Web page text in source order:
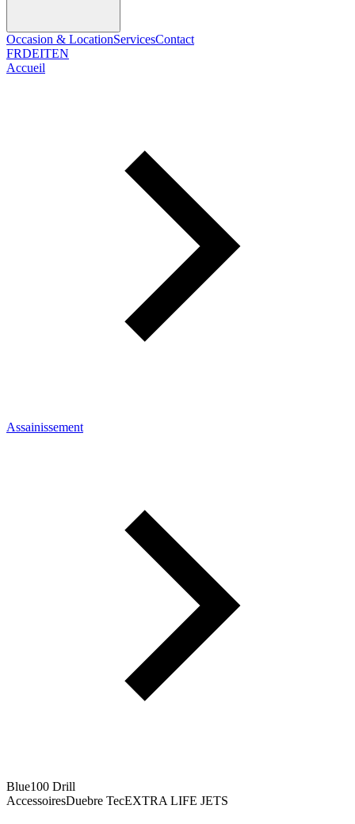
Occasion & LocationServicesContact
FRDEITEN
Accueil
Assainissement
Blue100 Drill
AccessoiresDuebre TecEXTRA LIFE JETS